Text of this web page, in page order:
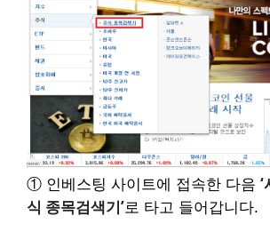
① 인베스팅 사이트에 접속한 다음
식 종목검색기’로 타고 들어갑니다.